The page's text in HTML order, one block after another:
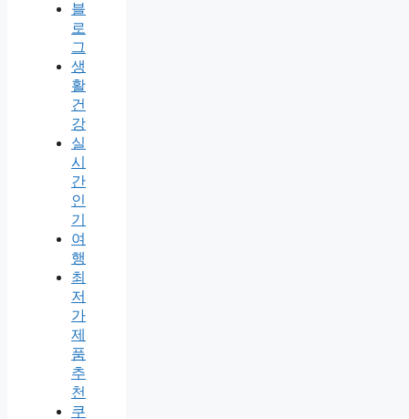
블
로
그
생
활
건
강
실
시
간
인
기
여
행
최
저
가
제
품
추
천
쿠